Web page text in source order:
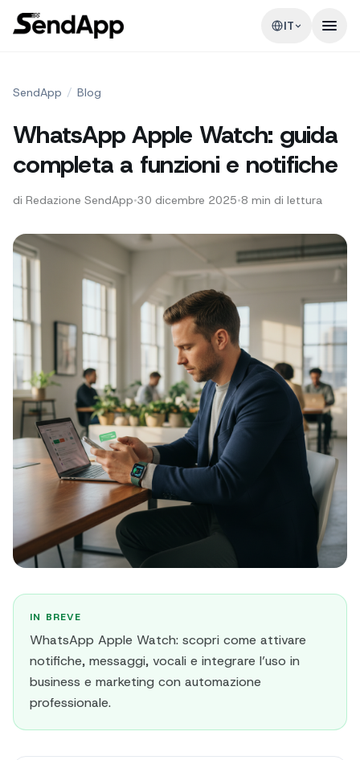
IT
SendApp / Blog
WhatsApp Apple Watch: guida
completa a funzioni e notifiche
di Redazione SendApp•30 dicembre 2025•8 min di lettura
IN BREVE
WhatsApp Apple Watch: scopri come attivare
notifiche, messaggi, vocali e integrare l’uso in
business e marketing con automazione
professionale.